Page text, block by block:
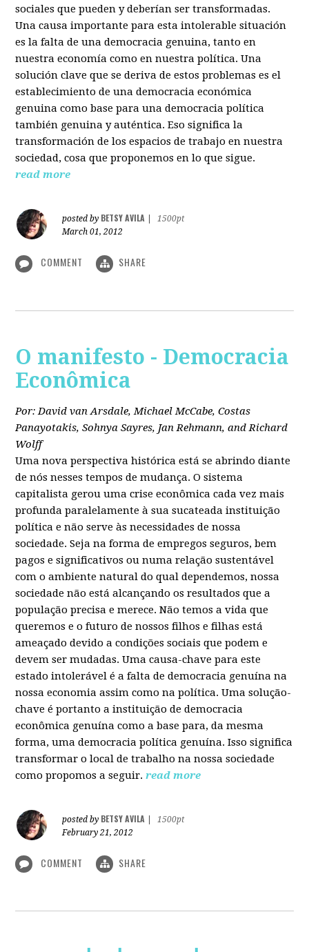
sociales que pueden y deberían ser transformadas.
Una causa importante para esta intolerable situación
es la falta de una democracia genuina, tanto en
nuestra economía como en nuestra política. Una
solución clave que se deriva de estos problemas es el
establecimiento de una democracia económica
genuina como base para una democracia política
también genuina y auténtica. Eso significa la
transformación de los espacios de trabajo en nuestra
sociedad, cosa que proponemos en lo que sigue.
read more
posted by BETSY AVILA
1500pt
March 01, 2012
COMMENT SHARE
O manifesto - Democracia
Econômica
Por: David van Arsdale, Michael McCabe, Costas
Panayotakis, Sohnya Sayres, Jan Rehmann, and Richard
Wolff
Uma nova perspectiva histórica está se abrindo diante
de nós nesses tempos de mudança. O sistema
capitalista gerou uma crise econômica cada vez mais
profunda paralelamente à sua sucateada instituição
política e não serve às necessidades de nossa
sociedade. Seja na forma de empregos seguros, bem
pagos e significativos ou numa relação sustentável
com o ambiente natural do qual dependemos, nossa
sociedade não está alcançando os resultados que a
população precisa e merece. Não temos a vida que
queremos e o futuro de nossos filhos e filhas está
ameaçado devido a condições sociais que podem e
devem ser mudadas. Uma causa-chave para este
estado intolerável é a falta de democracia genuína na
nossa economia assim como na política. Uma solução-
chave é portanto a instituição de democracia
econômica genuína como a base para, da mesma
forma, uma democracia política genuína. Isso significa
transformar o local de trabalho na nossa sociedade
como propomos a seguir. read more
posted by BETSY AVILA
1500pt
February 21, 2012
COMMENT SHARE